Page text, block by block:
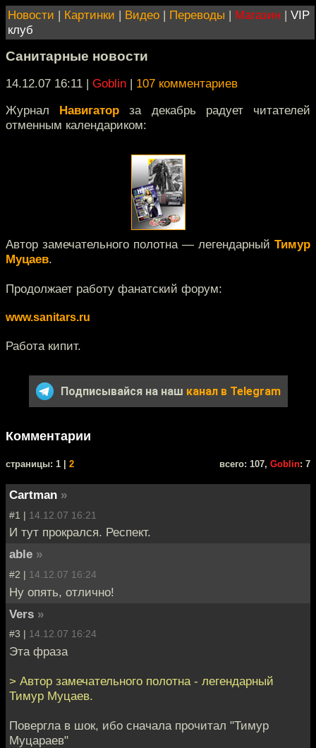
Новости | Картинки | Видео | Переводы | Магазин | VIP
клуб
Санитарные новости
14.12.07 16:11 | Goblin | 107 комментариев
Журнал Навигатор за декабрь радует читателей
отменным календариком:
Автор замечательного полотна — легендарный Тимур
Муцаев.
Продолжает работу фанатский форум:
www.sanitars.ru
Работа кипит.
Подписывайся на наш канал в Telegram
Комментарии
cтраницы: 1 | 2 всего: 107, Goblin: 7
Cartman »
#1 | 14.12.07 16:21
И тут прокрался. Респект.
able »
#2 | 14.12.07 16:24
Ну опять, отлично!
Vers »
#3 | 14.12.07 16:24
Эта фраза
> Автор замечательного полотна - легендарный
Тимур Муцаев.
Повергла в шок, ибо сначала прочитал "Тимур
Муцараев"